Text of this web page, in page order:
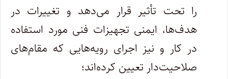
را تحت تأثیر قرار می‌دهد و تغییرات در
هدف‌ها، ایمنی تجهیزات فنی مورد استفاده
در کار و نیز اجرای رویه‌هایی که مقام‌های
صلاحیت‌دار تعیین کرده‌اند؛